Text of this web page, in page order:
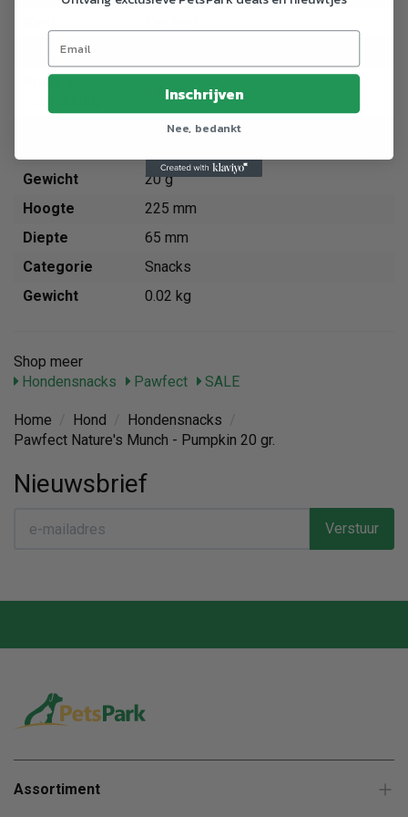
Breedte
Stuks in
5 aantal
100% natuurlijke hondensnoepjes
Gewicht
20 g
Hoogte
225 mm
Diepte
65 mm
Categorie
Snacks
Gewicht
0.02 kg
Shop meer
Hondensnacks
Pawfect SALE
Home Hond Hondensnacks
Pawfect Nature's Munch - Pumpkin 20 gr.
Nieuwsbrief
Verstuur
Assortiment
Inschrijven
Nee, bedankt